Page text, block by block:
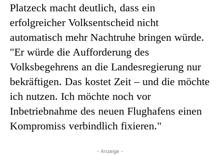
Platzeck macht deutlich, dass ein
erfolgreicher Volksentscheid nicht
automatisch mehr Nachtruhe bringen würde.
"Er würde die Aufforderung des
Volksbegehrens an die Landesregierung nur
bekräftigen. Das kostet Zeit – und die möchte
ich nutzen. Ich möchte noch vor
Inbetriebnahme des neuen Flughafens einen
Kompromiss verbindlich fixieren."
- Anzeige -